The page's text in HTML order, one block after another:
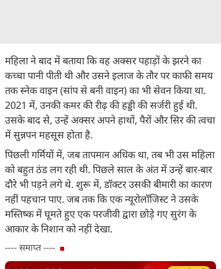
महिला ने बाद में बताया कि वह अक्सर पहाड़ों के झरने का
कच्चा पानी पीती थी और उसने इलाज के तौर पर काफी समय
तक स्नेक वाइन (सांप से बनी वाइन) का भी सेवन किया था.
2021 में, उनकी कमर की रीढ़ की हड्डी की सर्जरी हुई थी.
उसके बाद से, उन्हें अक्सर अपने हाथों, पैरों और सिर की त्वचा
में सुन्नपन महसूस होता है.
पिछली गर्मियों में, जब तापमान अधिक था, तब भी उस महिला
को बहुत ठंड लग रही थी. पिछले साल के अंत में उन्हें बार-बार
दौरे भी पड़ने लगे थे. शुरू में, डॉक्टर उसकी बीमारी का कारण
नहीं पहचान पाए. जब तक कि एक न्यूरोलॉजिस्ट ने उसके
मस्तिष्क में घूमते हुए एक परजीवी द्वारा छोड़े गए सुरंग के
आकार के निशान को नहीं देखा.
---- समाप्त ----